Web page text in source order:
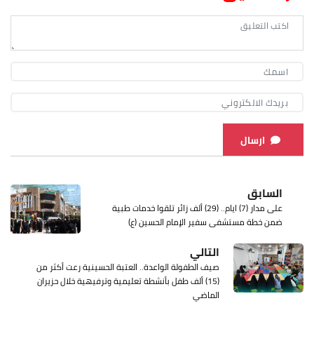
ارسال
السابق
على مدار (7) ايام.. (29) ألف زائر تلقوا خدمات طبية
ضمن خطة مستشفى سفير الإمام الحسين (ع)
التالي
صيف الطفولة الواعدة.. العتبة الحسينية رعت أكثر من
(15) ألف طفل بأنشطة تعليمية وترفيهية خلال حزيران
الماضي